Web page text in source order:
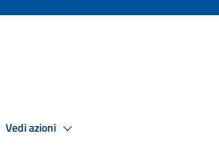
Vedi azioni